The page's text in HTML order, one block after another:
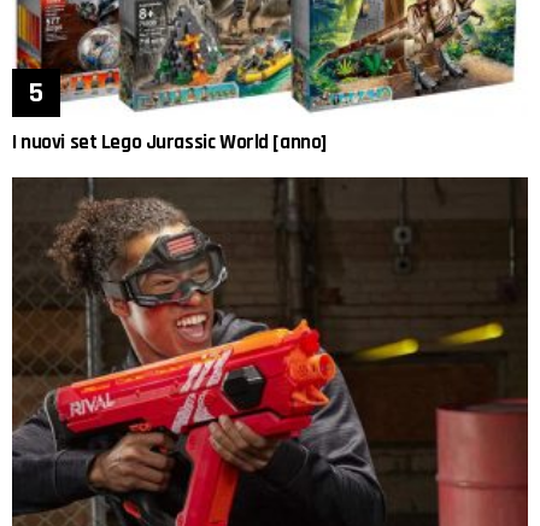
I nuovi set Lego Jurassic World [anno]